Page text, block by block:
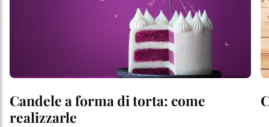
Candele a forma di torta: come
realizzarle